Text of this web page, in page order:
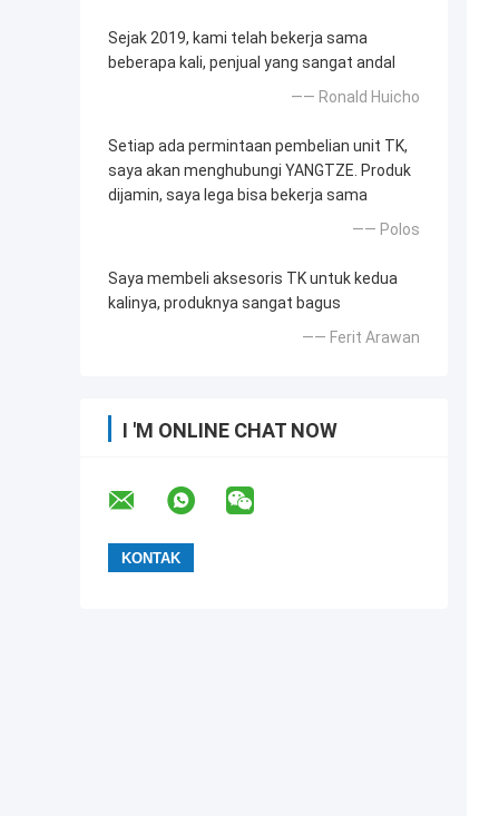
Sejak 2019, kami telah bekerja sama
beberapa kali, penjual yang sangat andal
—— Ronald Huicho
Setiap ada permintaan pembelian unit TK,
saya akan menghubungi YANGTZE. Produk
dijamin, saya lega bisa bekerja sama
—— Polos
Saya membeli aksesoris TK untuk kedua
kalinya, produknya sangat bagus
—— Ferit Arawan
I 'M ONLINE CHAT NOW